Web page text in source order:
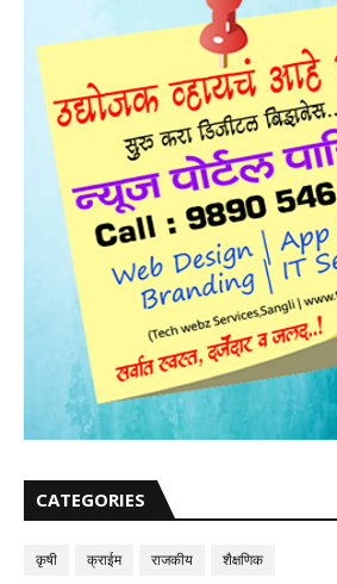
CATEGORIES
कृषी क्राईम राजकीय शैक्षणिक